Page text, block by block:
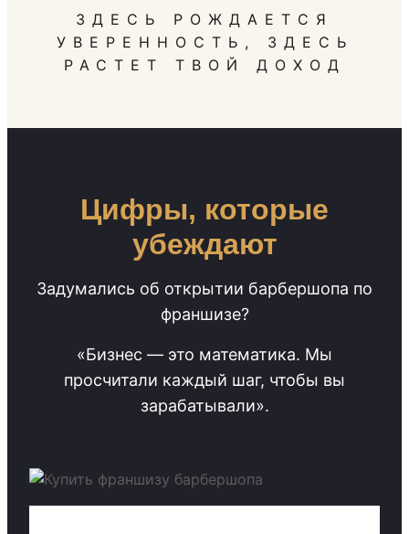
ЗДЕСЬ РОЖДАЕТСЯ
УВЕРЕННОСТЬ, ЗДЕСЬ
РАСТЕТ ТВОЙ ДОХОД
Цифры, которые
убеждают
Задумались об открытии барбершопа по
франшизе?
«Бизнес — это математика. Мы
просчитали каждый шаг, чтобы вы
зарабатывали».